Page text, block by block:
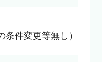
件変更等無し）